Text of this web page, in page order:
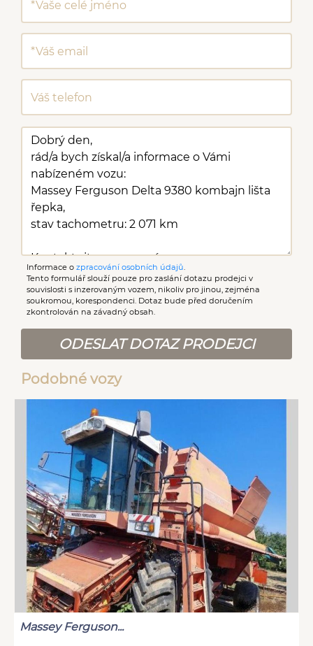
Informace o zpracování osobních údajů.
Tento formulář slouží pouze pro zaslání dotazu prodejci v
souvislosti s inzerovaným vozem, nikoliv pro jinou, zejména
soukromou, korespondenci. Dotaz bude před doručením
zkontrolován na závadný obsah.
ODESLAT DOTAZ PRODEJCI
Podobné vozy
Massey Ferguson...